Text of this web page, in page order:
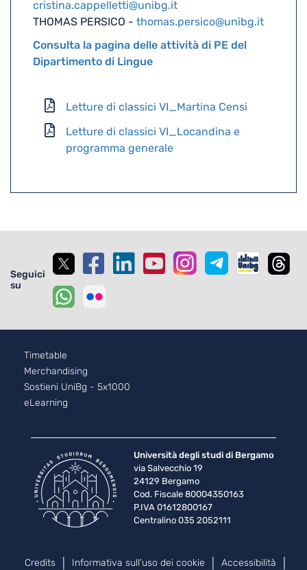
cristina.cappelletti@unibg.it
THOMAS PERSICO - thomas.persico@unibg.it
Consulta la pagina delle attività di PE del
Dipartimento di Lingue
Letture di classici VI_Martina Censi
Letture di classici VI_Locandina e
programma generale
Seguici
su
Footer - 2
Timetable
Merchandising
Sostieni UniBg - 5x1000
eLearning
Università degli studi di Bergamo
via Salvecchio 19
24129 Bergamo
Cod. Fiscale 80004350163
P.IVA 01612800167
Centralino 035 2052111
Piè di pagina
Credits Informativa sull'uso dei cookie Accessibilità